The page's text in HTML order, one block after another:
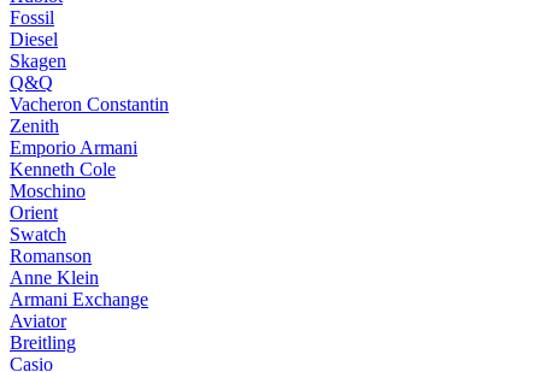
Fossil
Diesel
Skagen
Q&Q
Vacheron Constantin
Zenith
Emporio Armani
Kenneth Cole
Moschino
Orient
Swatch
Romanson
Anne Klein
Armani Exchange
Aviator
Breitling
Casio